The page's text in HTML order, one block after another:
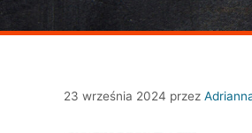
23 września 2024 przez